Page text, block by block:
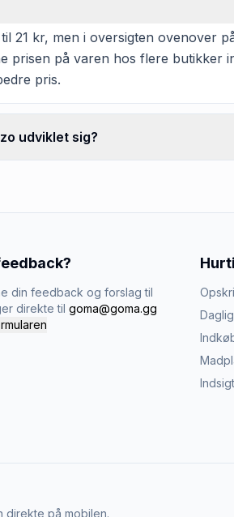
21 kr, men i oversigten ovenover
prisen på varen hos flere
pris.
udviklet sig?
din feedback og forslag til
direkte til goma@goma.gg
direkte på mobilen.